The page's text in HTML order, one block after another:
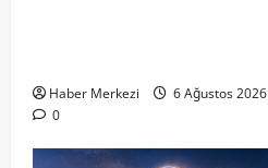
Haber Merkezi
6 Ağustos 2026
0